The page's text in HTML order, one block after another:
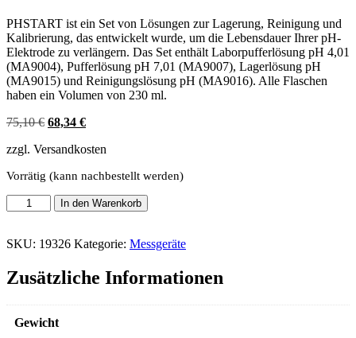
PHSTART ist ein Set von Lösungen zur Lagerung, Reinigung und
Kalibrierung, das entwickelt wurde, um die Lebensdauer Ihrer pH-
Elektrode zu verlängern. Das Set enthält Laborpufferlösung pH 4,01
(MA9004), Pufferlösung pH 7,01 (MA9007), Lagerlösung pH
(MA9015) und Reinigungslösung pH (MA9016). Alle Flaschen
haben ein Volumen von 230 ml.
75,10€ Ursprünglicher
war:
68,34 €Aktueller
ist:
zzgl. Versandkosten
Vorrätig (kann nachbestellt werden)
Milwaukee
PH
Kit
pH
meter
tester
Menge
In den Warenkorb
SKU: 19326 Kategorie: Messgeräte
Zusätzliche Informationen
Gewicht